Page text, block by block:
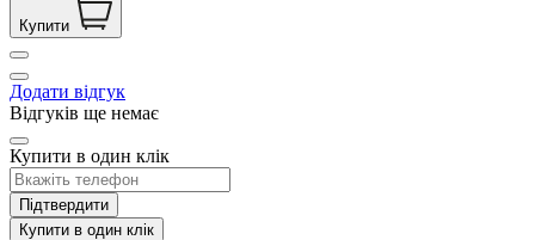
Купити
Додати відгук
Відгуків ще немає
Купити в один клік
Підтвердити
Купити в один клік